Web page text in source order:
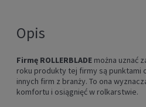
Opis
Firmę ROLLERBLADE można uznać
roku produkty tej firmy są punktami
innych firm z branży. To ona
komfortu i osiągnięć w rolkarstwie.